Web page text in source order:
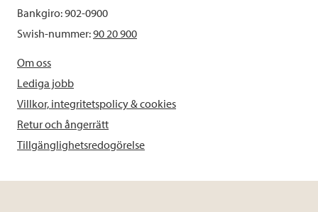
Bankgiro: 902-0900
Swish-nummer:90 20 900
Om oss
Lediga jobb
Villkor, integritetspolicy & cookies
Retur och ångerrätt
Tillgänglighetsredogörelse